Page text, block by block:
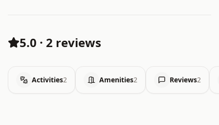
5.0 · 2 reviews
Activities2 Amenities2 Reviews2